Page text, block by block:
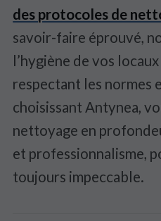
des protocoles de
savoir-faire éprouvé,
l’hygiène de vos
respectant les normes
choisissant Antynea,
nettoyage en
et professionnalisme,
toujours impeccable.